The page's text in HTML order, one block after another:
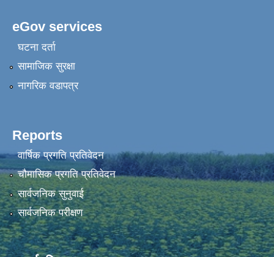
eGov services
घटना दर्ता
सामाजिक सुरक्षा
नागरिक वडापत्र
Reports
वार्षिक प्रगति प्रतिवेदन
चौमासिक प्रगति प्रतिवेदन
सार्वजनिक सुनुवाई
सार्वजनिक परीक्षण